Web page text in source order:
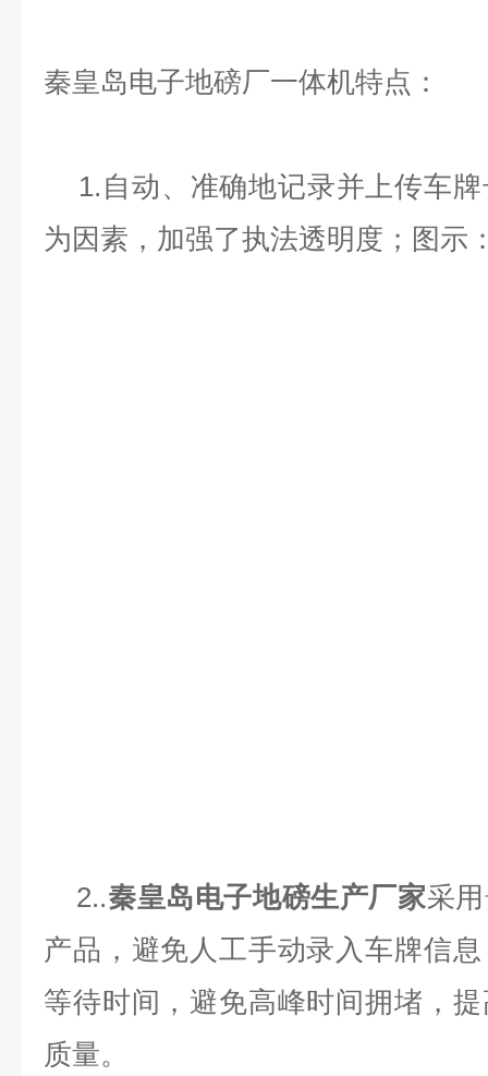
秦皇岛电子地磅厂一体机特点：
1.自动、准确地记录并上传车
为因素，加强了执法透明度；图示
2..秦皇岛电子地磅生产厂家采
产品，避免人工手动录入车牌信
等待时间，避免高峰时间拥堵，
质量。